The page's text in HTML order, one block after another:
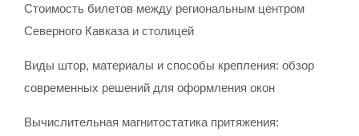
Стоимость билетов между региональным центром
Северного Кавказа и столицей
Виды штор, материалы и способы крепления: обзор
современных решений для оформления окон
Вычислительная магнитостатика притяжения: